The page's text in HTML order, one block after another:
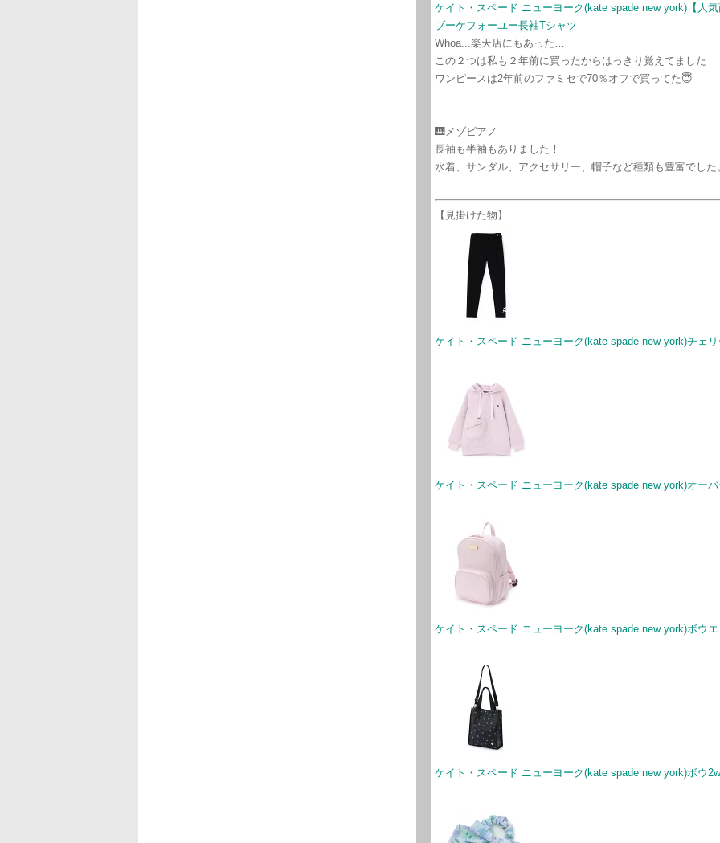
ケイト・スペード ニューヨーク(kate spade new york)【人
ブーケフォーユー長袖Tシャツ
​Whoa...楽天店にもあった…
この２つは私も２年前に買ったからはっきり覚えてました
ワンピースは2年前のファミセで70％オフで買ってた😇
🎹メゾピアノ
長袖も半袖もありました！
水着、サンダル、アクセサリー、帽子など種類も豊富でした
【見掛けた物】
ケイト・スペード ニューヨーク(kate spade new york)チェ
ケイト・スペード ニューヨーク(kate spade new york)オー
ケイト・スペード ニューヨーク(kate spade new york)ボウ
ケイト・スペード ニューヨーク(kate spade new york)ボウ